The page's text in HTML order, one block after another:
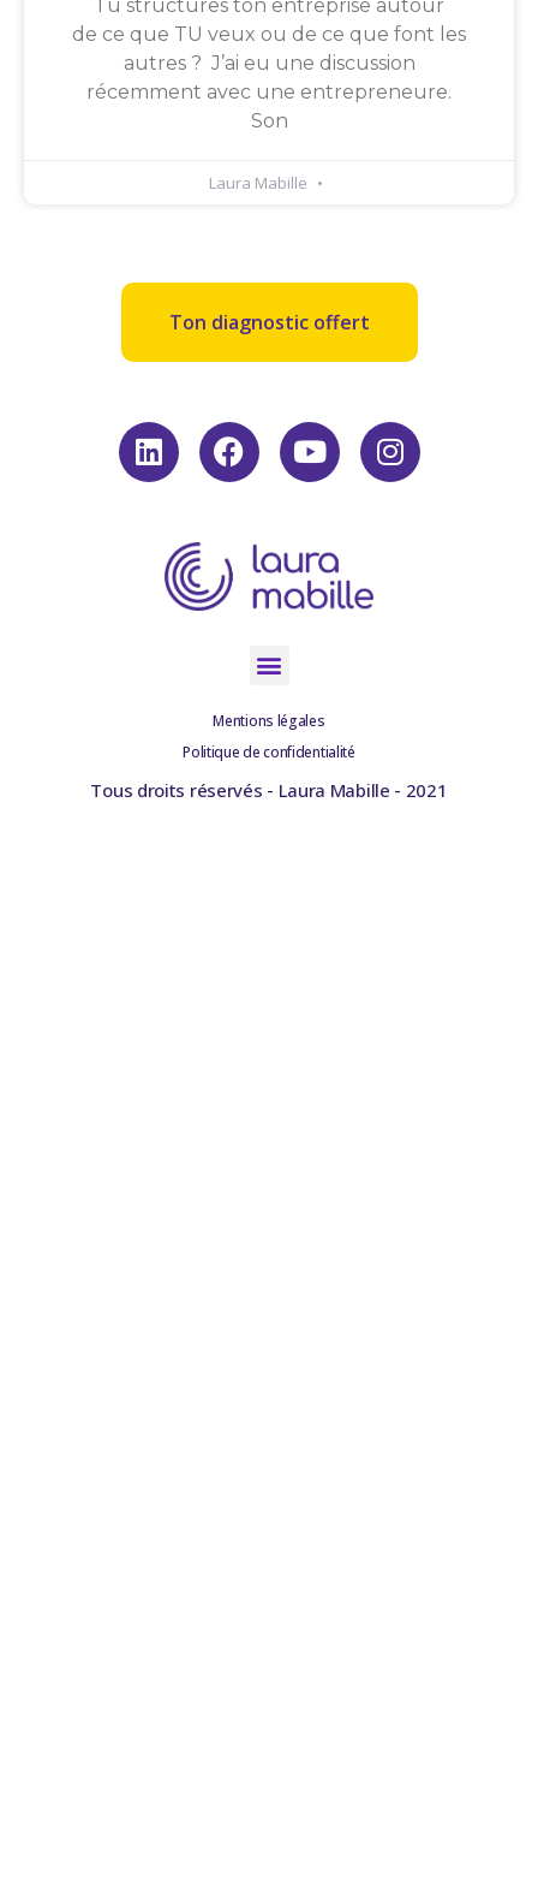
Tu structures ton entreprise autour
de ce que TU veux ou de ce que font les
autres ? J’ai eu une discussion
récemment avec une entrepreneure.
Son
Laura Mabille
Ton diagnostic offert
Mentions légales
Politique de confidentialité
Tous droits réservés - Laura Mabille - 2021